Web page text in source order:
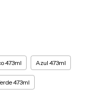
473ml Azul 473ml
473ml